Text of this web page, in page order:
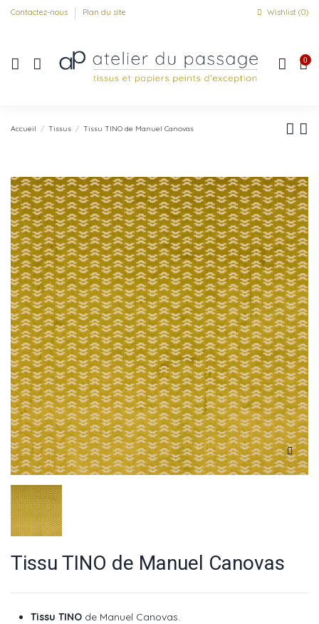
Contactez-nous Plan du site Wishlist (0)
0
Accueil Tissus Tissu TINO de Manuel Canovas
Tissu TINO de Manuel Canovas
Tissu TINO de Manuel Canovas.